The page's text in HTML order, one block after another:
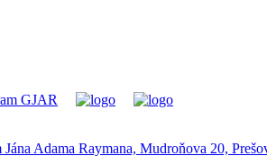
Adama Raymana, Mudroňova 20,